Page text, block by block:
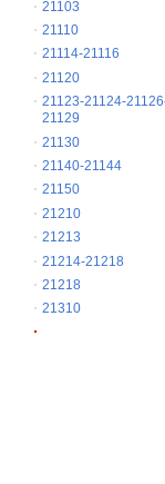
21103
21110
21114-21116
21120
21123-21124-
21129
21130
21140-21144
21150
21210
21213
21214-21218
21218
21310